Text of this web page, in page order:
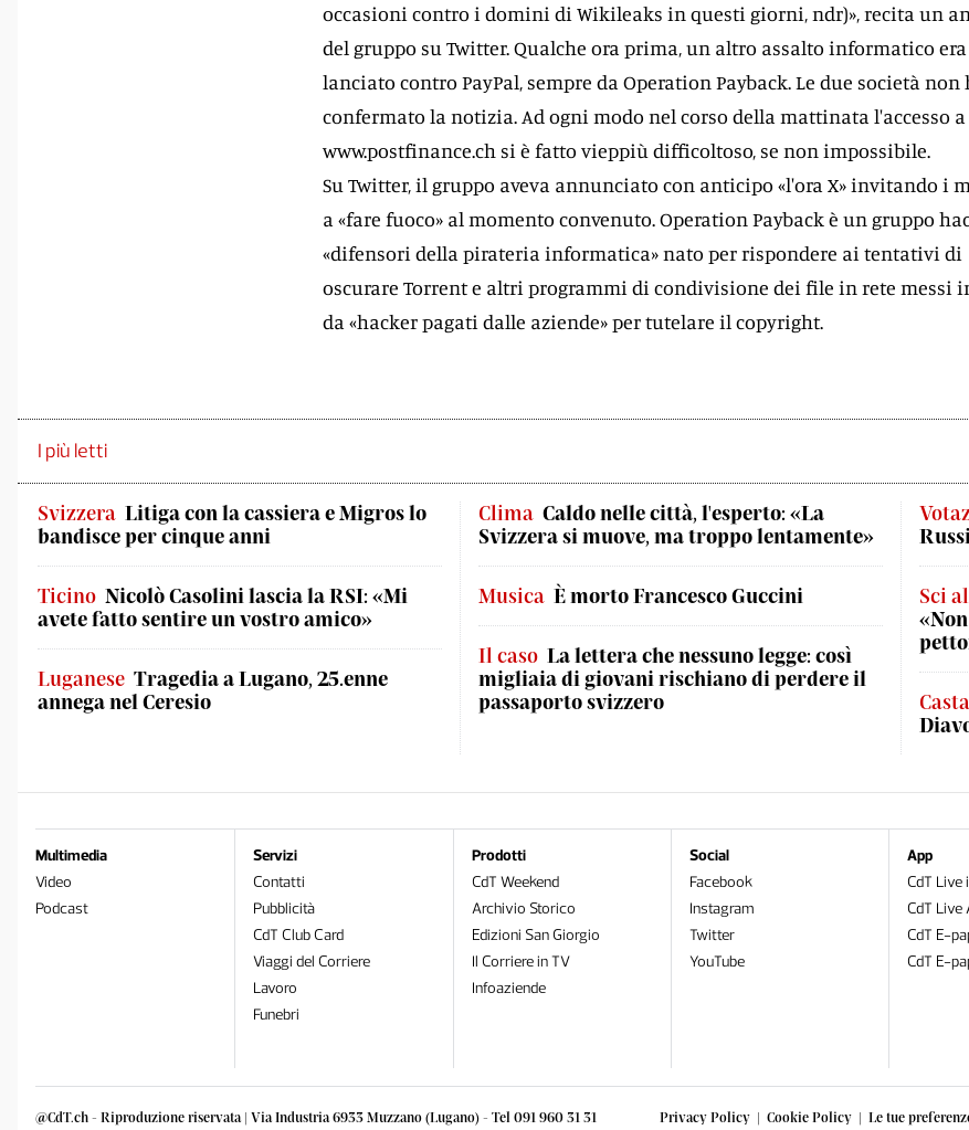
occasioni contro i domini di Wikileaks in questi giorni, ndr)», recita un
del gruppo su Twitter. Qualche ora prima, un altro assalto informatico
lanciato contro PayPal, sempre da Operation Payback. Le due società non
confermato la notizia. Ad ogni modo nel corso della mattinata l'accesso a
www.postfinance.ch si è fatto vieppiù difficoltoso, se non impossibile.
Su Twitter, il gruppo aveva annunciato con anticipo «l'ora X» invitando i
a «fare fuoco» al momento convenuto. Operation Payback è un gruppo
«difensori della pirateria informatica» nato per rispondere ai tentativi di
oscurare Torrent e altri programmi di condivisione dei file in rete messi
da «hacker pagati dalle aziende» per tutelare il copyright.
I più letti
Svizzera Litiga con la cassiera e Migros lo
bandisce per cinque anni
Ticino Nicolò Casolini lascia la RSI: «Mi
avete fatto sentire un vostro amico»
Luganese Tragedia a Lugano, 25.enne
annega nel Ceresio
Clima Caldo nelle città, l'esperto: «La
Svizzera si muove, ma troppo lentamente»
Musica È morto Francesco Guccini
Il caso La lettera che nessuno legge: così
migliaia di giovani rischiano di perdere il
passaporto svizzero
Sci
@CdT.ch - Riproduzione riservata | Via Industria 6933 Muzzano (Lugano) - Tel 091 960 31 31 Privacy Policy| Cookie Policy| Le tue
Multimedia
Video
Podcast
Servizi
Contatti
Pubblicità
CdT Club Card
Viaggi del Corriere
Lavoro
Funebri
Prodotti
CdT Weekend
Archivio Storico
Edizioni San Giorgio
Il Corriere in TV
Infoaziende
Social
Facebook
Instagram
Twitter
YouTube
App
CdT Live
CdT Live
CdT E-
CdT E-